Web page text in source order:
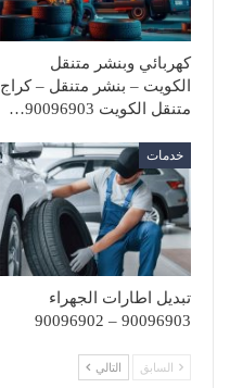
كهربائي وبنشر متنقل
الكويت – بنشر متنقل – كراج
متنقل الكويت 90096903…
خدمات
تبديل اطارات الجهراء
90096903 – 90096902
السابق التالي